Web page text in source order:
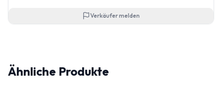
Verkäufer melden
Ähnliche Produkte